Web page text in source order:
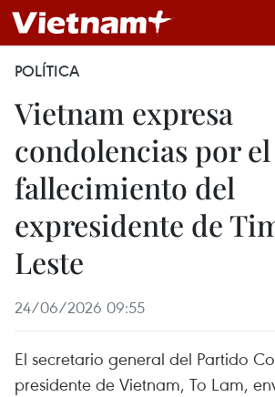
POLÍTICA
Vietnam expresa
condolencias por el
fallecimiento del
expresidente de
Leste
24/06/2026 09:55
El secretario general del Partido
presidente de Vietnam, To Lam,